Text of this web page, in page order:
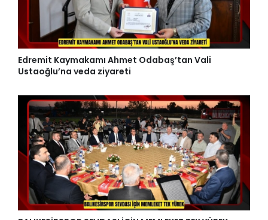
Edremit Kaymakamı Ahmet Odabaş’tan Vali
Ustaoğlu’na veda ziyareti